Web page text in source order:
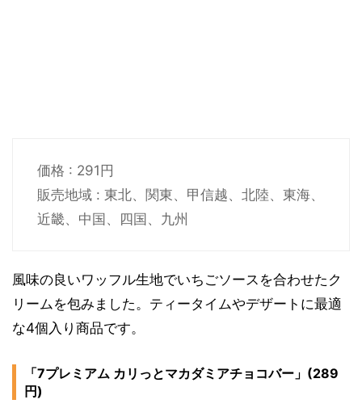
価格 : 291円
販売地域 : 東北、関東、甲信越、北陸、東海、
近畿、中国、四国、九州
風味の良いワッフル生地でいちごソースを合わせたク
リームを包みました。ティータイムやデザートに最適
な4個入り商品です。
「7プレミアム カリっとマカダミアチョコバー」(289
円)